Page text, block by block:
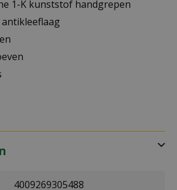
1-K kunststof handgrepen
4009269305488